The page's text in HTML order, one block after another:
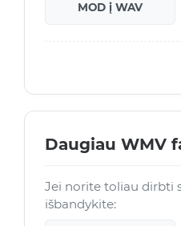
MOD į WAV
Daugiau WMV
Jei norite toliau dirbti
išbandykite: